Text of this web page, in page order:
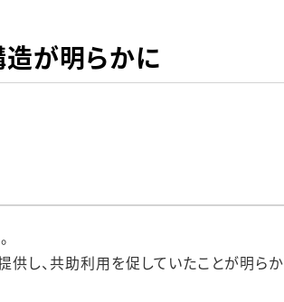
が明らかに
し、共助利用を促していたことが明らか